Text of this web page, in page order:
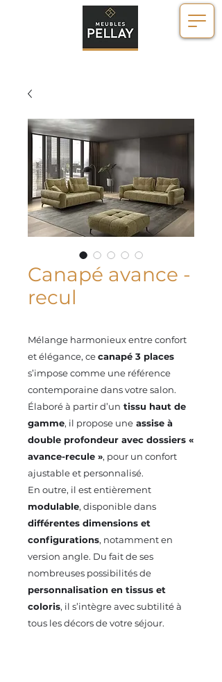
Canapé avance -
recul
Mélange harmonieux entre confort
et élégance, cecanapé 3 places
s’impose comme une référence
contemporaine dans votre salon.
Élaboré à partir d’un tissu haut de
gamme, il propose une assise à
double profondeur avec dossiers «
avance-recule », pour un confort
ajustable et personnalisé.
En outre, il est entièrement
modulable, disponible dans
différentes dimensions et
configurations, notamment en
version angle. Du fait de ses
nombreuses possibilités de
personnalisation en tissus et
coloris, il s’intègre avec subtilité à
tous les décors de votre séjour.